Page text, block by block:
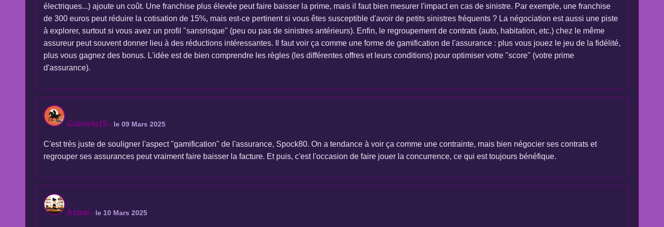
électriques...) ajoute un coût. Une franchise plus élevée peut faire baisser la prime, mais il faut bien mesurer l'impact en cas de sinistre. Par exemple, une franchise
de 300 euros peut réduire la cotisation de 15%, mais est-ce pertinent si vous êtes susceptible d'avoir de petits sinistres fréquents ? La négociation est aussi une piste
à explorer, surtout si vous avez un profil "sansrisque" (peu ou pas de sinistres antérieurs). Enfin, le regroupement de contrats (auto, habitation, etc.) chez le même
assureur peut souvent donner lieu à des réductions intéressantes. Il faut voir ça comme une forme de gamification de l'assurance : plus vous jouez le jeu de la fidélité,
plus vous gagnez des bonus. L'idée est de bien comprendre les règles (les différentes offres et leurs conditions) pour optimiser votre "score" (votre prime
d'assurance).
Gabriela15 - le 09 Mars 2025
C'est très juste de souligner l'aspect "gamification" de l'assurance, Spock80. On a tendance à voir ça comme une contrainte, mais bien négocier ses contrats et
regrouper ses assurances peut vraiment faire baisser la facture. Et puis, c'est l'occasion de faire jouer la concurrence, ce qui est toujours bénéfique.
Astral - le 10 Mars 2025